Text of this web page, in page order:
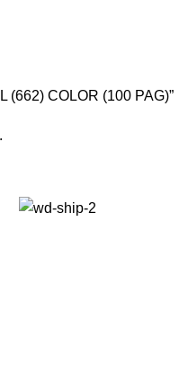
(662) COLOR (100 PAG)”